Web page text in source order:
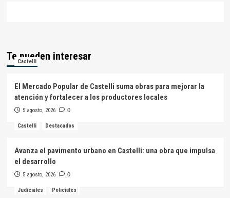
Te pueden interesar
Castelli
El Mercado Popular de Castelli suma obras para mejorar la
atención y fortalecer a los productores locales
5 agosto, 2026 0
Castelli Destacados
Avanza el pavimento urbano en Castelli: una obra que impulsa
el desarrollo
5 agosto, 2026 0
Judiciales Policiales